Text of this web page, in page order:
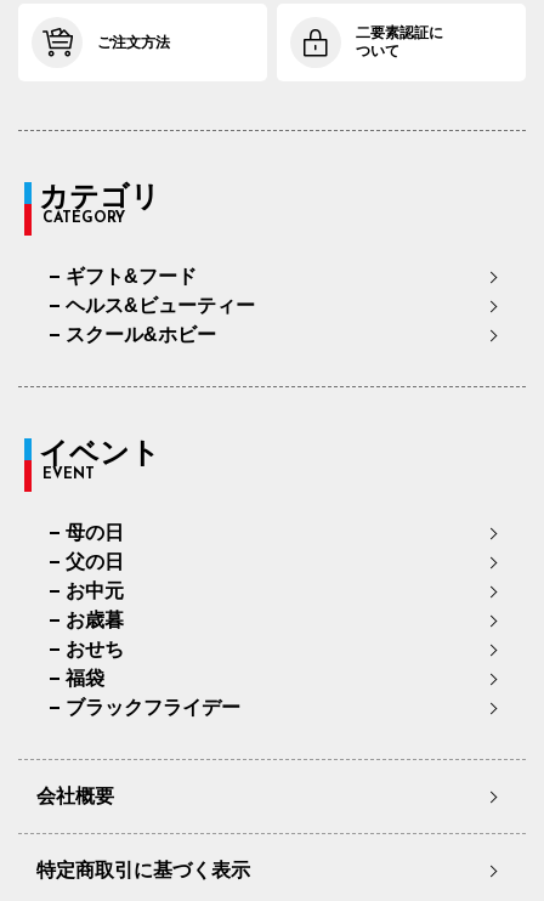
ご注文方法
二要素認証に
ついて
カテゴリ
CATEGORY
ギフト&フード
ヘルス&ビューティー
スクール&ホビー
イベント
EVENT
母の日
父の日
お中元
お歳暮
おせち
福袋
ブラックフライデー
会社概要
特定商取引に基づく表示